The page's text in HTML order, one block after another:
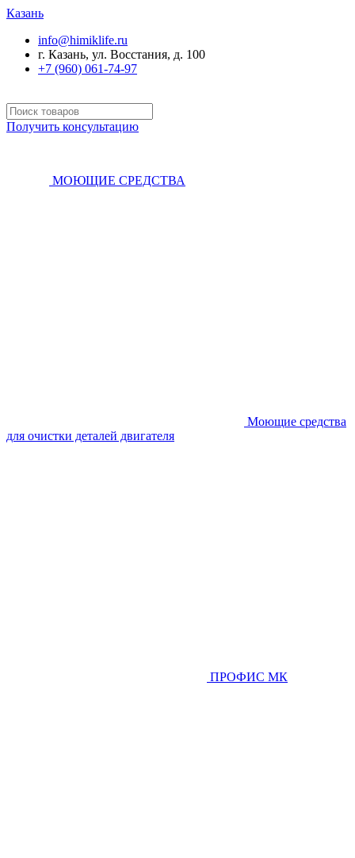
Казань
info@himiklife.ru
г. Казань, ул. Восстания, д. 100
+7 (960) 061-74-97
Получить консультацию
МОЮЩИЕ СРЕДСТВА
Моющие средства
для очистки деталей двигателя
ПРОФИС МК